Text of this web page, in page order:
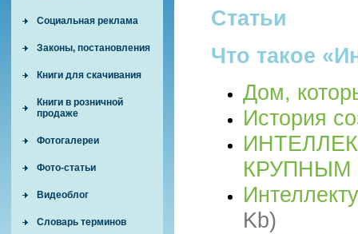
Социальная реклама
Законы, постановления
Книги для скачивания
Книги в розничной
продаже
Фотогалереи
Фото-статьи
Видеоблог
Словарь терминов
Статьи
Что такое
Дом,
История
Kb)